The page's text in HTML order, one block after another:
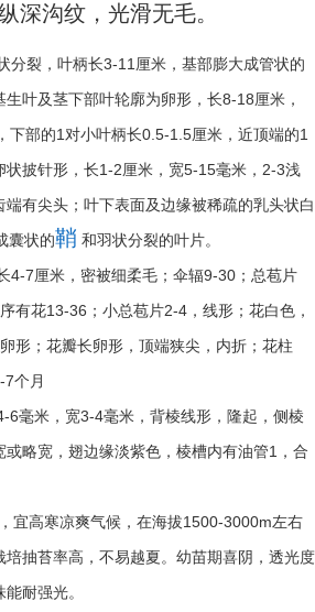
深沟纹，光滑无毛。
分裂，叶柄长3-11 厘米，基部膨大成管状的
叶及茎下部叶轮廓为卵形，长8-18厘米，
下部的1 对小叶柄长0.5-1.5厘米，近顶端的1
状披针形，长1-2厘米，宽5-15毫米， 2-3浅
有尖头；叶下表面及边缘被稀疏的乳头状白
囊状的鞘 和羽状分裂的叶片。
4-7厘米，密被细柔毛；伞辐9-30 ；总苞片
有花13-36 ；小总苞片2-4 ，线形；花白色，
卵形；花瓣长卵形，顶端狭尖，内折；花柱
7个月
6毫米，宽3-4毫米，背棱线形，隆起，侧棱
略宽，翅边缘淡紫色，棱槽内有油管1 ，合
宜高寒凉爽气候，在海拔1500-3000m左右
抽苔率高，不易越夏。幼苗期喜阴，透光度
耐强光。